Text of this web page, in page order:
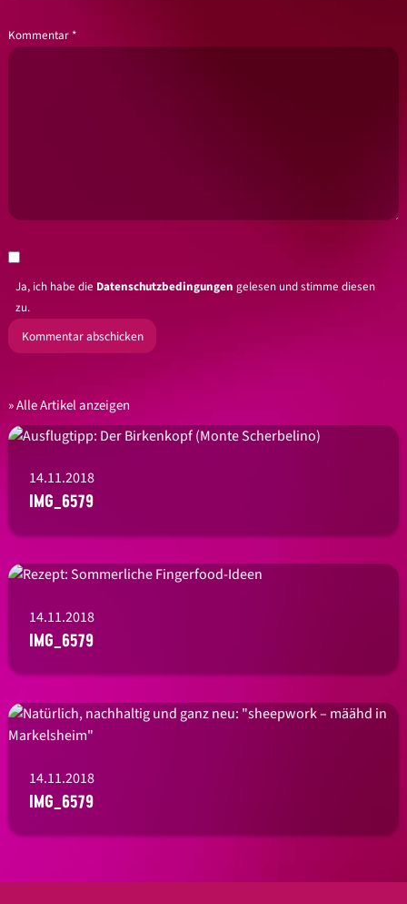
Kommentar *
Ja, ich habe die Datenschutzbedingungen gelesen und stimme diesen
zu.
Alle Artikel anzeigen
14.11.2018
IMG_6579
14.11.2018
IMG_6579
14.11.2018
IMG_6579